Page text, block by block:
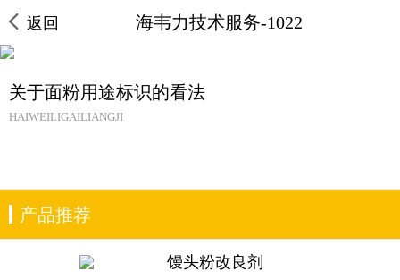
返回 海韦力技术服务-1022
关于面粉用途标识的看法
HAIWEILIGAILIANGJI
产品推荐
馒头粉改良剂